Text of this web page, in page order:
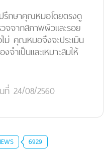
รึกษาคุณหมอโดยตรงดู
จจากสภาพผิวและรอย
ไม่ คุณหมอจึงจะประเมิน
จำเป็นและเหมาะสมให้
ที่ 24/08/2560
6929